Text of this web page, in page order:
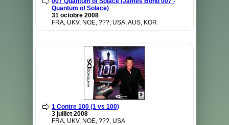
Quantum of Solace)
31 octobre 2008
FRA, UKV, NOE, ???, USA, AUS, KOR
1 Contre 100 (1 vs 100)
3 juillet 2008
FRA, UKV, NOE, ???, USA